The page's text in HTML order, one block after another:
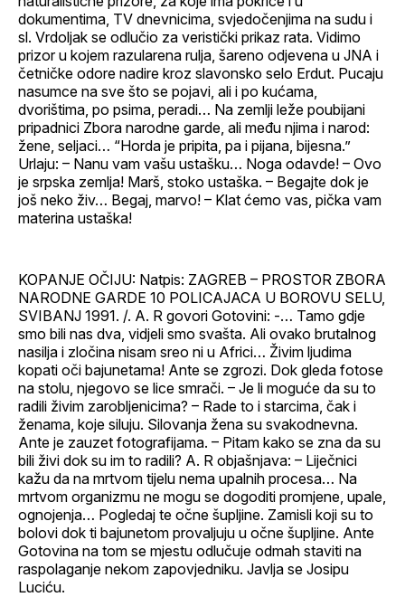
dokumentima, TV dnevnicima, svjedočenjima na sudu i
sl. Vrdoljak se odlučio za veristički prikaz rata. Vidimo
prizor u kojem razularena rulja, šareno odjevena u JNA i
četničke odore nadire kroz slavonsko selo Erdut. Pucaju
nasumce na sve što se pojavi, ali i po kućama,
dvorištima, po psima, peradi… Na zemlji leže poubijani
pripadnici Zbora narodne garde, ali među njima i narod:
žene, seljaci… “Horda je pripita, pa i pijana, bijesna.”
Urlaju: – Nanu vam vašu ustašku… Noga odavde! – Ovo
je srpska zemlja! Marš, stoko ustaška. – Begajte dok je
još neko živ… Begaj, marvo! – Klat ćemo vas, pička vam
materina ustaška!
KOPANJE OČIJU: Natpis: ZAGREB – PROSTOR ZBORA
NARODNE GARDE 10 POLICAJACA U BOROVU SELU,
SVIBANJ 1991. /. A. R govori Gotovini: -… Tamo gdje
smo bili nas dva, vidjeli smo svašta. Ali ovako brutalnog
nasilja i zločina nisam sreo ni u Africi… Živim ljudima
kopati oči bajunetama! Ante se zgrozi. Dok gleda fotose
na stolu, njegovo se lice smrači. – Je li moguće da su to
radili živim zarobljenicima? – Rade to i starcima, čak i
ženama, koje siluju. Silovanja žena su svakodnevna.
Ante je zauzet fotografijama. – Pitam kako se zna da su
bili živi dok su im to radili? A. R objašnjava: – Liječnici
kažu da na mrtvom tijelu nema upalnih procesa… Na
mrtvom organizmu ne mogu se dogoditi promjene, upale,
ognojenja… Pogledaj te očne šupljine. Zamisli koji su to
bolovi dok ti bajunetom provaljuju u očne šupljine. Ante
Gotovina na tom se mjestu odlučuje odmah staviti na
raspolaganje nekom zapovjedniku. Javlja se Josipu
Luciću.